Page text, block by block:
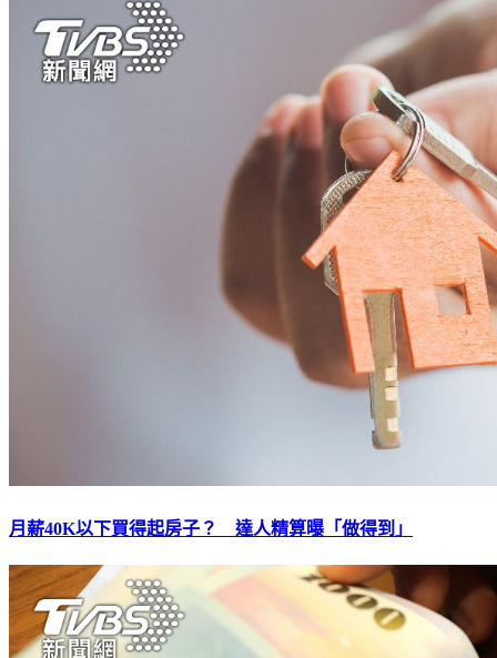
月薪40K以下買得起房子？ 達人精算曝「做得到」